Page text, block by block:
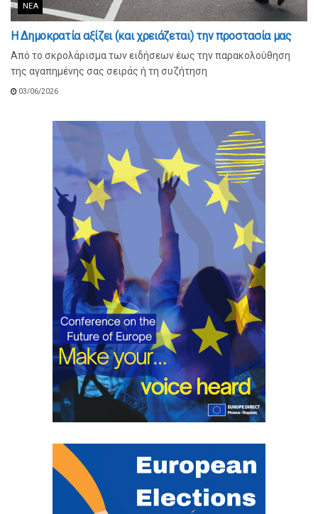
ΝΈΑ
Η Δημοκρατία αξίζει (και χρειάζεται) την προστασία μας
Από το σκρολάρισμα των ειδήσεων έως την παρακολούθηση
της αγαπημένης σας σειράς ή τη συζήτηση
03/06/2026